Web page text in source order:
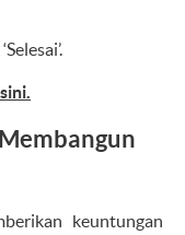
keuntungan